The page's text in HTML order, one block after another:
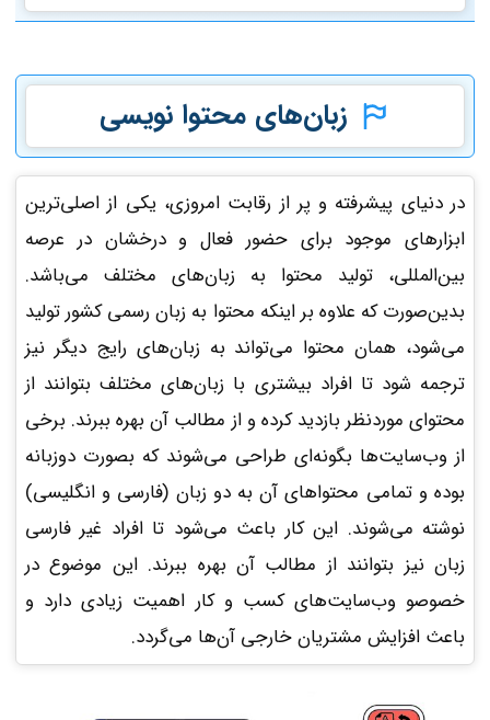
زبان‌های محتوا نویسی
در دنیای پیشرفته و پر از رقابت امروزی، یکی از اصلی‌ترین
ابزارهای موجود برای حضور فعال و درخشان در عرصه
بین‌المللی، تولید محتوا به زبان‌های مختلف می‌باشد.
بدین‌صورت که علاوه بر اینکه محتوا به زبان رسمی کشور تولید
می‌شود، همان محتوا می‌تواند به زبان‌های رایج دیگر نیز
ترجمه شود تا افراد بیشتری با زبان‌های مختلف بتوانند از
محتوای موردنظر بازدید کرده و از مطالب آن بهره ببرند. برخی
از وب‌سایت‌ها بگونه‌ای طراحی می‌شوند که بصورت دوزبانه
بوده و تمامی محتواهای آن به دو زبان (فارسی و انگلیسی)
نوشته می‌شوند. این کار باعث می‌شود تا افراد غیر فارسی
زبان نیز بتوانند از مطالب آن بهره ببرند. این موضوع در
خصوصو وب‌سایت‌های کسب و کار اهمیت زیادی دارد و
باعث افزایش مشتریان خارجی آن‌ها می‌گردد.